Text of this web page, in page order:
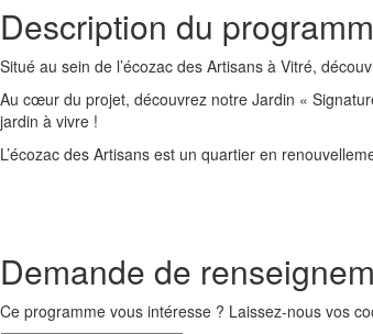
Description du
Situé au sein de l’écozac des Artisans à Vitré,
Au cœur du projet, découvrez notre Jardin «
jardin à vivre !
L’écozac des Artisans est un quartier en
Demande de
Ce programme vous intéresse ? Laissez-nous vos